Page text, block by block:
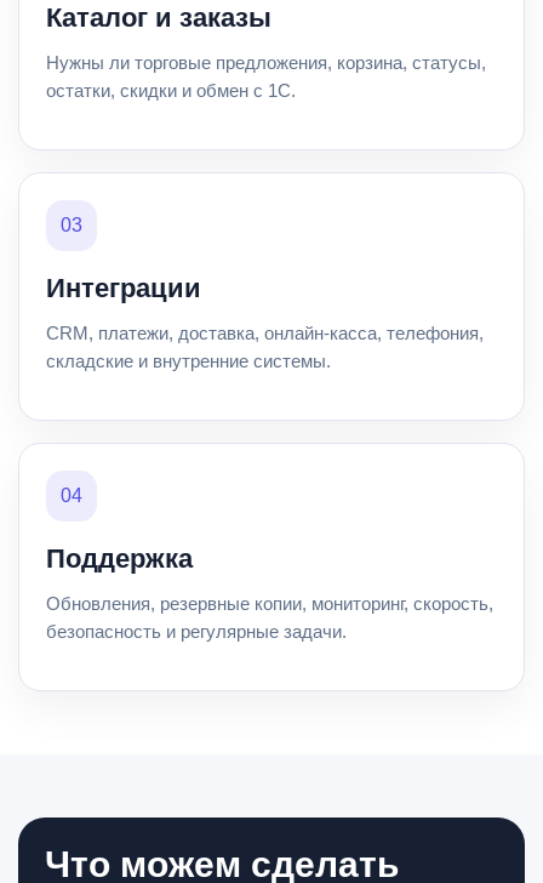
Каталог и заказы
Нужны ли торговые предложения, корзина, статусы,
остатки, скидки и обмен с 1С.
03
Интеграции
CRM, платежи, доставка, онлайн-касса, телефония,
складские и внутренние системы.
04
Поддержка
Обновления, резервные копии, мониторинг, скорость,
безопасность и регулярные задачи.
Что можем сделать